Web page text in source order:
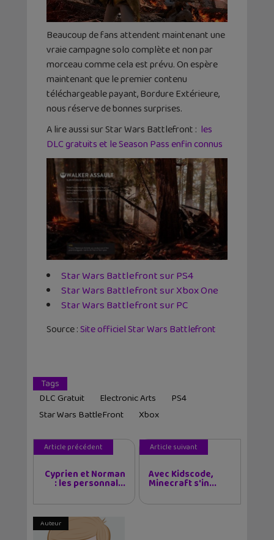
Beaucoup de fans attendent maintenant une
vraie campagne solo complète et non par
morceau comme cela est prévu. On espère
maintenant que le premier contenu
téléchargeable payant, Bordure Extérieure,
nous réserve de bonnes surprises.
A lire aussi sur Star Wars Battlefront : les
DLC gratuits et le Season Pass enfin connus
Star Wars Battlefront sur PS4
Star Wars Battlefront sur Xbox One
Star Wars Battlefront sur PC
Source :Site officiel Star Wars Battlefront
Tags
DLC Gratuit
Electronic Arts
PS4
Star Wars BattleFront
Xbox
Article précédent
Cyprien et Norman
: les personnal...
Article suivant
Avec Kidscode,
Minecraft s'in...
Auteur